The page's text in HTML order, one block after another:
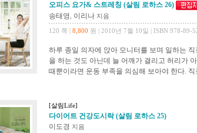
오피스 요가& 스트레칭 (살림 로하스 26)
송태영 이리나지음
120 쪽 | 8,800 원 | 2010년 7월 10일 | ISBN 978-89-
하루 종일 의자에 앉아 모니터를 보며 일하는
을 하는 것도 아닌데 늘 어깨가 결리고 허리가
때뿐이라면 운동 부족을 의심해 보아야 한다.
[살림Life]
다이어트 건강도시락 (살림 로하스 25)
이도경 지음